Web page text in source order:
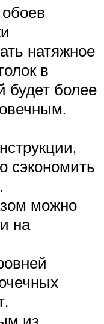
натяжное
в
будет более
сэкономить
можно
на